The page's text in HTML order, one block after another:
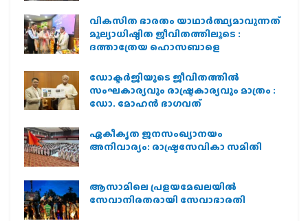
വികസിത ഭാരതം യാഥാർത്ഥ്യമാവുന്നത്
മൂല്യാധിഷ്ഠിത ജീവിതത്തിലൂടെ :
ദത്താത്രേയ ഹൊസബാളെ
ഡോക്ടർജിയുടെ ജീവിതത്തിൽ
സംഘകാര്യവും രാഷ്ട്രകാര്യവും മാത്രം :
ഡോ. മോഹൻ ഭാഗവത്
ഏകീകൃത ജനസംഖ്യാനയം
അനിവാര്യം: രാഷ്ട്രസേവികാ സമിതി
ആസാമിലെ പ്രളയമേഖലയില്‍
സേവാനിരതരായി സേവാഭാരതി